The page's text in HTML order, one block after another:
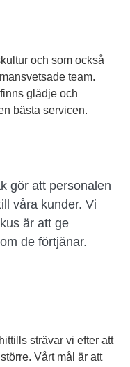
och som också
team.
glädje och
bästa servicen.
gör att personalen
våra kunder. Vi
är att ge
de förtjänar.
strävar vi efter att
Vårt mål är att